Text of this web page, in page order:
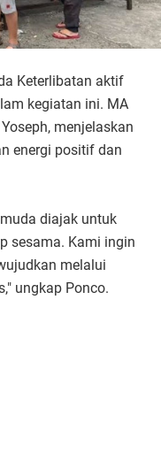
Keterlibatan aktif
kegiatan ini. MA
menjelaskan
energi positif dan
diajak untuk
sesama. Kami ingin
melalui
ungkap Ponco.